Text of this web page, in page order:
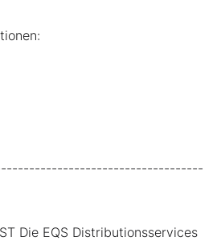
Die EQS Distributionsservices